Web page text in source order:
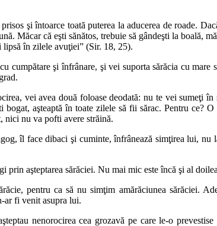
şi întoarce toată puterea la aducerea de roade.
Măcar că eşti sănătos, trebuie să gândeşti la boală,
lipsă în zilele avuţiei” (Sir. 18, 25).
cumpătare şi înfrânare, şi vei suporta sărăcia cu
vei avea două foloase deodată: nu te vei
aşteaptă în toate zilele să fii sărac. Pentru ce?
nici nu va pofti avere străină.
îl face dibaci şi cuminte, înfrânează simţirea lui,
prin aşteptarea sărăciei. Nu mai mic este încă şi al
pentru ca să nu simţim amărăciunea sărăciei.
ar fi venit asupra lui.
nenorocirea cea grozavă pe care le-o